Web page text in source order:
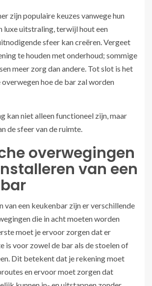
zijn populaire keuzes vanwege hun
luxe uitstraling, terwijl hout een
sfeer kan creëren. Vergeet
te houden met onderhoud; sommige
meer zorg dan andere. Tot slot is het
hoe de bar zal worden
kan niet alleen functioneel zijn, maar
de sfeer van de ruimte.
overwegingen
van een
van een keukenbar zijn er verschillende
die in acht moeten worden
moet je ervoor zorgen dat er
is voor zowel de bar als de stoelen of
Dit betekent dat je rekening moet
en ervoor moet zorgen dat